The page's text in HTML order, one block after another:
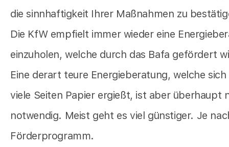
die sinnhaftigkeit Ihrer Maßnahmen zu
Die KfW empfielt immer wieder eine
einzuholen, welche durch das Bafa gefördert
Eine derart teure Energieberatung, welche
viele Seiten Papier ergießt, ist aber überhaupt
notwendig. Meist geht es viel günstiger. Je
Förderprogramm.